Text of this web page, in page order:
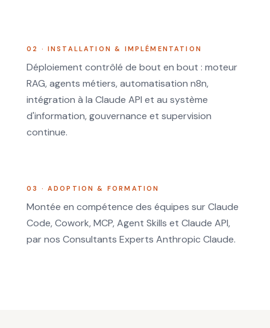
02 · INSTALLATION & IMPLÉMENTATION
Déploiement contrôlé de bout en bout : moteur
RAG, agents métiers, automatisation n8n,
intégration à la Claude API et au système
d'information, gouvernance et supervision
continue.
03 · ADOPTION & FORMATION
Montée en compétence des équipes sur Claude
Code, Cowork, MCP, Agent Skills et Claude API,
par nos Consultants Experts Anthropic Claude.